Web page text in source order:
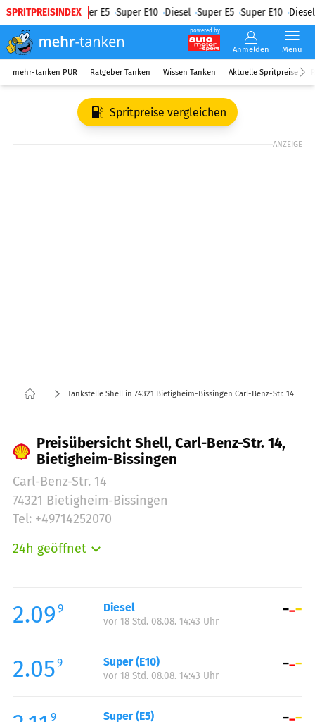
SPRITPREISINDEX
Diesel Super E5 Super E10 Diesel Super E5 Super E10 Diesel
powered by
Anmelden Menü
mehr-tanken PUR Ratgeber Tanken Wissen Tanken Aktuelle Spritpreise
Spritpreise vergleichen
ANZEIGE
Tankstelle Shell in 74321 Bietigheim-Bissingen Carl-Benz-Str. 14
Preisübersicht Shell, Carl-Benz-Str. 14,
Bietigheim-Bissingen
Carl-Benz-Str. 14
74321 Bietigheim-Bissingen
Tel: +49714252070
24h geöffnet
Mittwoch:
00:00-24:00
Donnerstag:
Samstag:
00:00-24:00
Sonntag:
2.09 9 Diesel
vor 18 Std. 08.08. 14:43 Uhr
2.059 Super (E10)
vor 18 Std. 08.08. 14:43 Uhr
9 Super (E5)